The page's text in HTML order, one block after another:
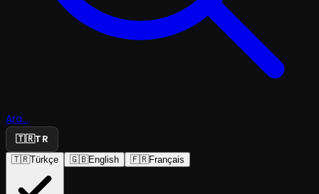
Ara...
🇹🇷TR
🇹🇷Türkçe 🇬🇧English 🇫🇷Français